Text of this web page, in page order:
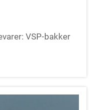
VSP-bakker
i
– en
der skaber en